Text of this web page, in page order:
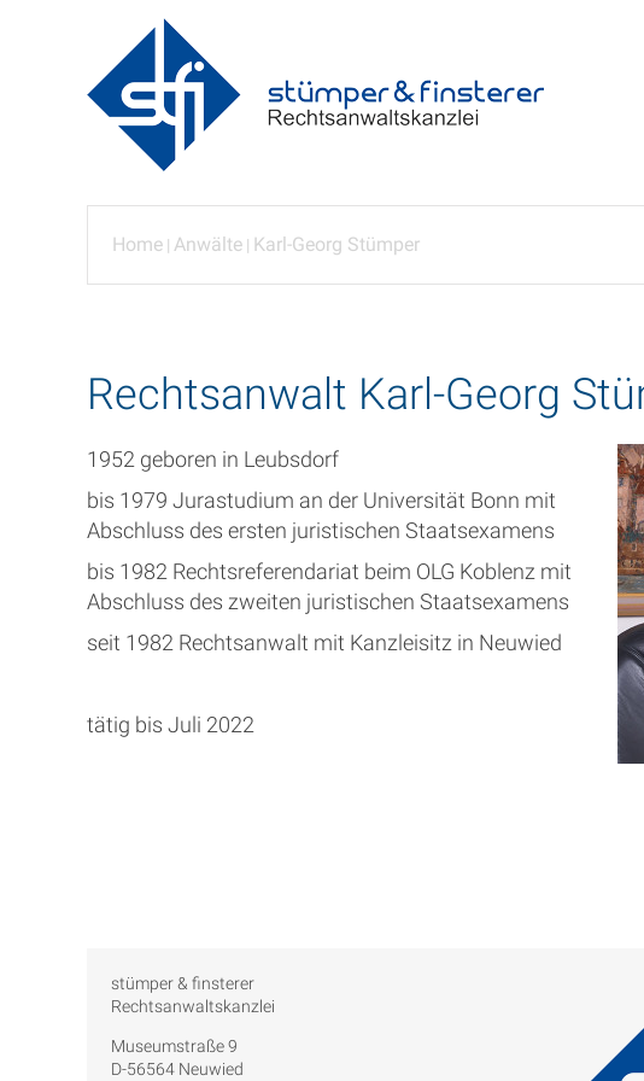
Home | Anwälte | Karl-Georg Stümper
Rechtsanwalt Karl-Georg
1952 geboren in Leubsdorf
bis 1979 Jurastudium an der Universität Bonn mit
Abschluss des ersten juristischen Staatsexamens
bis 1982 Rechtsreferendariat beim OLG Koblenz mit
Abschluss des zweiten juristischen Staatsexamens
seit 1982 Rechtsanwalt mit Kanzleisitz in Neuwied
tätig bis Juli 2022
stümper & finsterer
Rechtsanwaltskanzlei
Museumstraße 9
D-56564 Neuwied